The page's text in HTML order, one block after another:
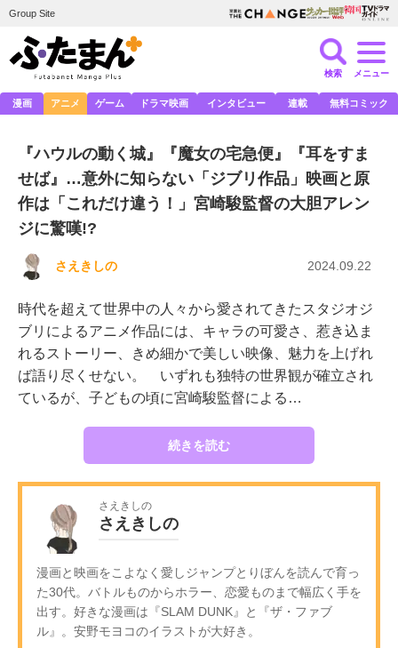
Group Site
検索 メニュー
漫画 アニメ ゲーム ドラマ映画 インタビュー 連載 無料コミック
『ハウルの動く城』『魔女の宅急便』『耳をすま
せば』…意外に知らない「ジブリ作品」映画と原
作は「これだけ違う！」宮崎駿監督の大胆アレン
ジに驚嘆!?
さえきしの 2024.09.22
時代を超えて世界中の人々から愛されてきたスタジオジ
ブリによるアニメ作品には、キャラの可愛さ、惹き込ま
れるストーリー、きめ細かで美しい映像、魅力を上げれ
ば語り尽くせない。 いずれも独特の世界観が確立され
ているが、子どもの頃に宮崎駿監督による…
続きを読む
さえきしの
さえきしの
漫画と映画をこよなく愛しジャンプとりぼんを読んで育っ
た30代。バトルものからホラー、恋愛ものまで幅広く手を
出す。好きな漫画は『SLAM DUNK』と『ザ・ファブ
ル』。安野モヨコのイラストが大好き。